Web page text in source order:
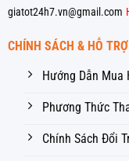
giatot24h7.vn@gmail.com
CHÍNH SÁCH & HỖ TRỢ
Hướng Dẫn Mua
Phương Thức
Chính Sách Đổi